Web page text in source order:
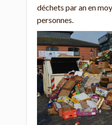
déchets par an en
personnes.